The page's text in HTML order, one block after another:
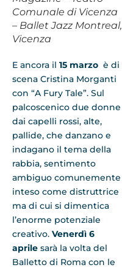
Comunale di Vicenza
– Ballet Jazz Montreal,
Vicenza
E ancora il 15 marzo è di
scena Cristina Morganti
con “A Fury Tale”. Sul
palcoscenico due donne
dai capelli rossi, alte,
pallide, che danzano e
indagano il tema della
rabbia, sentimento
ambiguo comunemente
inteso come distruttrice
ma di cui si dimentica
l’enorme potenziale
creativo. Venerdì 6
aprile sarà la volta del
Balletto di Roma con le